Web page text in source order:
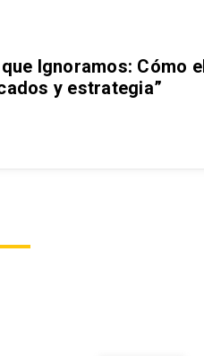
Ignoramos: Cómo
y estrategia”